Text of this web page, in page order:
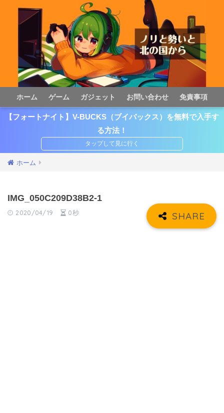
ホーム ゲーム ガジェット お問い合わせ 免責事項
【フォートナイト】V-BUCKS（ブイバックス）を無料で入手す
る方法！
ホーム
IMG_050C209D38B2-1
2020/04/19 0秒